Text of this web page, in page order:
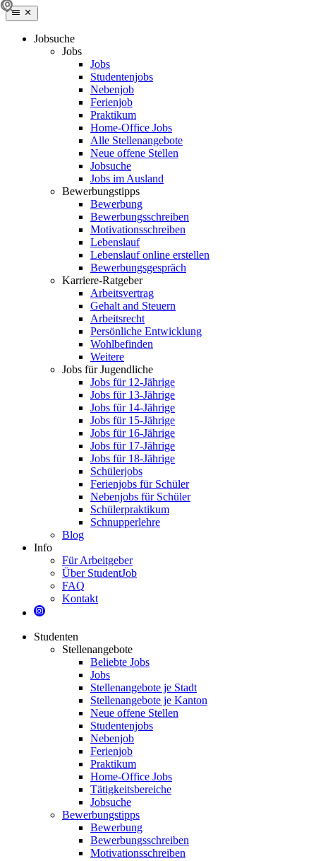
Jobsuche
Jobs
Jobs
Studentenjobs
Nebenjob
Ferienjob
Praktikum
Home-Office Jobs
Alle Stellenangebote
Neue offene Stellen
Jobsuche
Jobs im Ausland
Bewerbungstipps
Bewerbung
Bewerbungsschreiben
Motivationsschreiben
Lebenslauf
Lebenslauf online erstellen
Bewerbungsgespräch
Karriere-Ratgeber
Arbeitsvertrag
Gehalt and Steuern
Arbeitsrecht
Persönliche Entwicklung
Wohlbefinden
Weitere
Jobs für Jugendliche
Jobs für 12-Jährige
Jobs für 13-Jährige
Jobs für 14-Jährige
Jobs für 15-Jährige
Jobs für 16-Jährige
Jobs für 17-Jährige
Jobs für 18-Jährige
Schülerjobs
Ferienjobs für Schüler
Nebenjobs für Schüler
Schülerpraktikum
Schnupperlehre
Blog
Info
Für Arbeitgeber
Über StudentJob
FAQ
Kontakt
Studenten
Stellenangebote
Beliebte Jobs
Jobs
Stellenangebote je Stadt
Stellenangebote je Kanton
Neue offene Stellen
Studentenjobs
Nebenjob
Ferienjob
Praktikum
Home-Office Jobs
Tätigkeitsbereiche
Jobsuche
Bewerbungstipps
Bewerbung
Bewerbungsschreiben
Motivationsschreiben